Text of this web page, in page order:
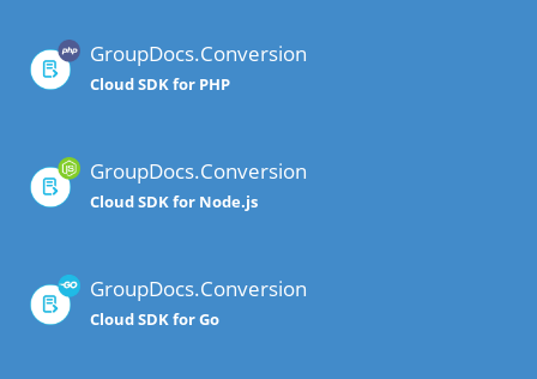
GroupDocs.Conversion
Cloud SDK for PHP
GroupDocs.Conversion
Cloud SDK for Node.js
GroupDocs.Conversion
Cloud SDK for Go